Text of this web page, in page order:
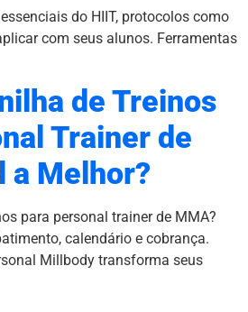
do HIIT, protocolos como
com seus alunos. Ferramentas
de Treinos
Trainer de
a Melhor?
para personal trainer de MMA?
calendário e cobrança.
Millbody transforma seus